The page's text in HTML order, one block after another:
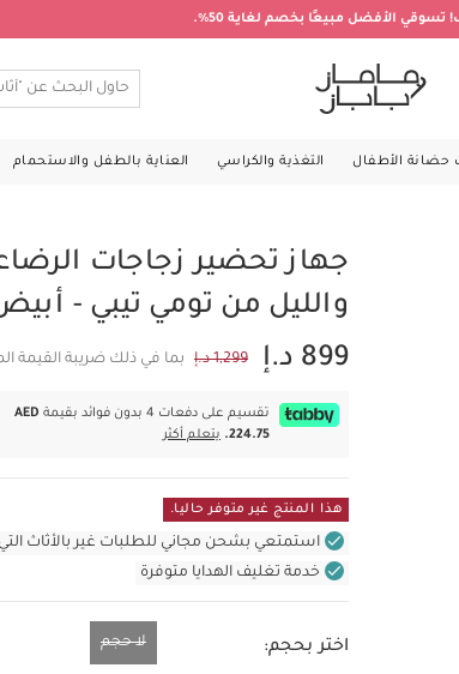
تسوقي الأفضل مبيعًا بخصم لغاية 50%.
حضانة الأطفال التغذية والكراسي العناية بالطفل والاستحمام
جهاز تحضير زجاجات
والليل من تومي تيبي -
899 د.إ
1,299 د.إ بما في ذلك ضريبة القيمة
تقسيم على دفعات 4 بدون فوائد بقيمة
AED
224.75.
يتعلم أكثر
هذا المنتج غير متوفر حاليا.
استمتعي بشحن مجاني للطلبات غير بالأثاث التي تزيد
خدمة تغليف الهدايا متوفرة
اختر بحجم: لا حجم